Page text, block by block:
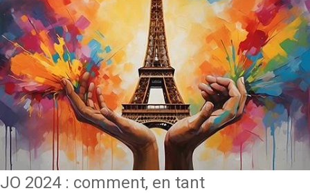
JO 2024 : comment, en tant